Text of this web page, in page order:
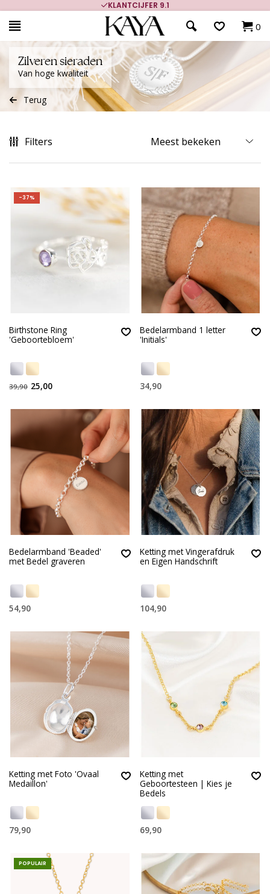
KLANTCIJFER 9.1
0
Zilveren sieraden
Van hoge kwaliteit
Terug
Filters
-37%
Birthstone Ring
'Geboortebloem'
39,90 25,00
Bedelarmband 1 letter
'Initials'
34,90
Bedelarmband 'Beaded'
met Bedel graveren
54,90
Ketting met Vingerafdruk
en Eigen Handschrift
104,90
Ketting met Foto 'Ovaal
Medaillon'
79,90
Ketting met
Geboortesteen | Kies je
Bedels
69,90
POPULAIR